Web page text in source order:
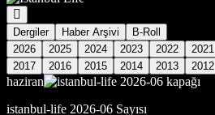
Dergiler Haber Arşivi
B-Roll
2026
2025 2024 2023 2022 2021
2017
2016 2015 2014 2013 2012
haziran
istanbul-life 2026-06 Sayısı